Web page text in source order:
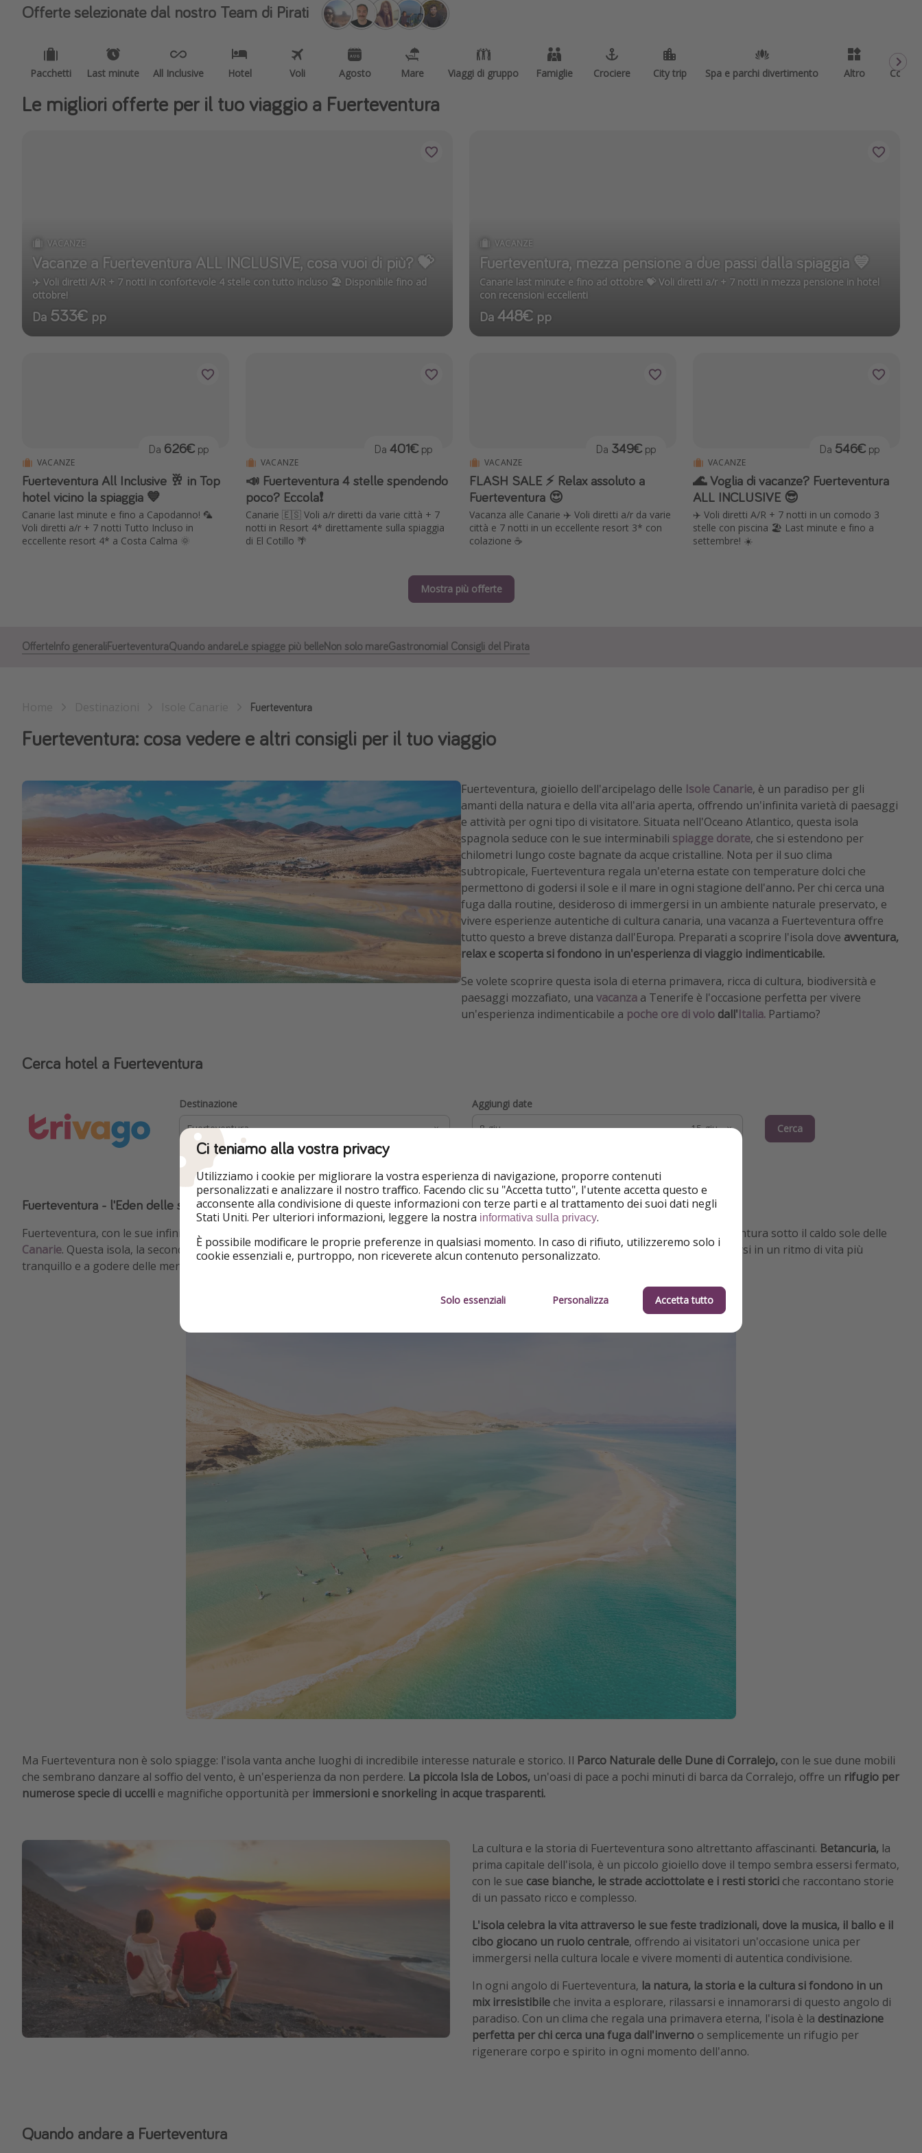
Offerte selezionate dal nostro Team di Pirati
Pacchetti Last minute All Inclusive Hotel Voli Agosto Mare Viaggi di gruppo Famiglie Crociere City trip Spa e parchi divertimento Altro Codici
Le migliori offerte per il tuo viaggio a Fuerteventura
VACANZE
Vacanze a Fuerteventura ALL INCLUSIVE, cosa vuoi di più? 💝
✈️ Voli diretti A/R + 7 notti in confortevole 4 stelle con tutto incluso 🏖️ Disponibile fino ad
ottobre!
Da 533€ pp
VACANZE
Fuerteventura, mezza pensione a due passi dalla spiaggia 💙
Canarie last minute e fino ad ottobre 💝 Voli diretti a/r + 7 notti in mezza pensione in hotel
con recensioni eccellenti
Da 448€ pp
VACANZE
Fuerteventura All Inclusive 🥂 in Top
hotel vicino la spiaggia 💙
Canarie last minute e fino a Capodanno! 🦜
Voli diretti a/r + 7 notti Tutto Incluso in
eccellente resort 4* a Costa Calma 🌞
Da 626€ pp
VACANZE
📣 Fuerteventura 4 stelle spendendo
poco? Eccola❗️
Canarie 🇪🇸 Voli a/r diretti da varie città + 7
notti in Resort 4* direttamente sulla spiaggia
di El Cotillo 🌴
Da 401€ pp
VACANZE
FLASH SALE ⚡️ Relax assoluto a
Fuerteventura 😍
Vacanza alle Canarie ✈️ Voli diretti a/r da varie
città e 7 notti in un eccellente resort 3* con
colazione ☕️
Da 349€ pp
VACANZE
🌊 Voglia di vacanze? Fuerteventura
ALL INCLUSIVE 😎
✈️ Voli diretti A/R + 7 notti in un comodo 3
stelle con piscina 🏖️ Last minute e fino a
settembre! ☀️
Da 546€ pp
Mostra più offerte
OfferteInfo generaliFuerteventuraQuando andareLe spiagge più belleNon solo mareGastronomiaI Consigli del Pirata
Fuerteventura
Fuerteventura: cosa vedere e altri consigli per il tuo viaggio
Fuerteventura, gioiello dell'arcipelago delle Isole Canarie, è un paradiso per gli
amanti della natura e della vita all'aria aperta, offrendo un'infinita varietà di paesaggi
e attività per ogni tipo di visitatore. Situata nell'Oceano Atlantico, questa isola
spagnola seduce con le sue interminabili spiagge dorate, che si estendono per
chilometri lungo coste bagnate da acque cristalline. Nota per il suo clima
subtropicale, Fuerteventura regala un'eterna estate con temperature dolci che
permettono di godersi il sole e il mare in ogni stagione dell'anno. Per chi cerca una
fuga dalla routine, desideroso di immergersi in un ambiente naturale preservato, e
vivere esperienze autentiche di cultura canaria, una vacanza a Fuerteventura offre
tutto questo a breve distanza dall'Europa. Preparati a scoprire l'isola dove avventura,
relax e scoperta si fondono in un'esperienza di viaggio indimenticabile.
Se volete scoprire questa isola di eterna primavera, ricca di cultura, biodiversità e
paesaggi mozzafiato, una vacanza a Tenerife è l'occasione perfetta per vivere
un'esperienza indimenticabile a poche ore di volo dall'Italia. Partiamo?
Cerca hotel a Fuerteventura
Destinazione Aggiungi date
- Cerca
Fuerteventura - l'Eden delle spiagge
Fuerteventura, con le sue infinite spiagge di sabbia fine che sfumano in acque cristalline, è un vero paradiso per chi cerca la serenità e l'avventura sotto il caldo sole delle
Canarie. Questa isola, la seconda per grandezza dell'arcipelago, è un luogo dove il tempo sembra rallentare, invitando i visitatori a immergersi in un ritmo di vita più
tranquillo e a godere delle meraviglie naturali e culturali che offre.
Ma Fuerteventura non è solo spiagge: l'isola vanta anche luoghi di incredibile interesse naturale e storico. Il Parco Naturale delle Dune di Corralejo, con le sue dune mobili
che sembrano danzare al soffio del vento, è un'esperienza da non perdere. La piccola Isla de Lobos, un'oasi di pace a pochi minuti di barca da Corralejo, offre un rifugio per
numerose specie di uccelli e magnifiche opportunità per immersioni e snorkeling in acque trasparenti.
La cultura e la storia di Fuerteventura sono altrettanto affascinanti. Betancuria, la
prima capitale dell'isola, è un piccolo gioiello dove il tempo sembra essersi fermato,
con le sue case bianche, le strade acciottolate e i resti storici che raccontano storie
di un passato ricco e complesso.
L'isola celebra la vita attraverso le sue feste tradizionali, dove la musica, il ballo e il
cibo giocano un ruolo centrale, offrendo ai visitatori un'occasione unica per
immergersi nella cultura locale e vivere momenti di autentica condivisione.
In ogni angolo di Fuerteventura, la natura, la storia e la cultura si fondono in un
mix irresistibile che invita a esplorare, rilassarsi e innamorarsi di questo angolo di
paradiso. Con un clima che regala una primavera eterna, l'isola è la destinazione
perfetta per chi cerca una fuga dall'inverno o semplicemente un rifugio per
rigenerare corpo e spirito in ogni momento dell'anno.
Quando andare a Fuerteventura
Ci teniamo alla vostra privacy
Utilizziamo i cookie per migliorare la vostra esperienza di navigazione, proporre contenuti
personalizzati e analizzare il nostro traffico. Facendo clic su "Accetta tutto", l'utente accetta questo e
acconsente alla condivisione di queste informazioni con terze parti e al trattamento dei suoi dati negli
Stati Uniti. Per ulteriori informazioni, leggere la nostra informativa sulla privacy.
È possibile modificare le proprie preferenze in qualsiasi momento. In caso di rifiuto, utilizzeremo solo i
cookie essenziali e, purtroppo, non riceverete alcun contenuto personalizzato.
Solo essenziali Personalizza Accetta tutto